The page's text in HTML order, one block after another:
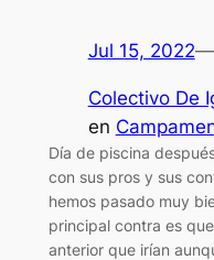
Jul 15, 2022—
Colectivo De
en
Día de piscina
con sus pros y sus
hemos pasado muy
principal contra es
anterior que irían